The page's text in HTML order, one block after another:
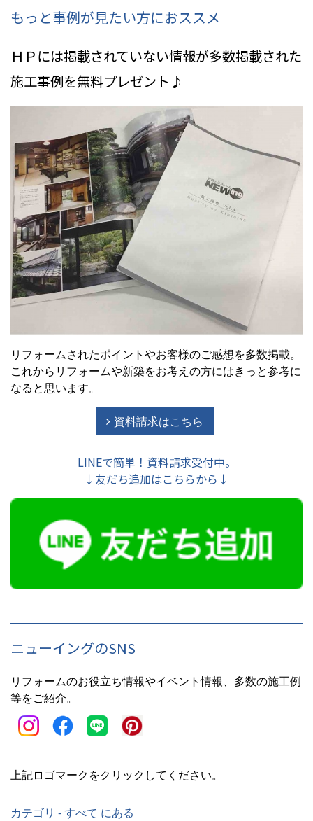
もっと事例が見たい方におススメ
ＨＰには掲載されていない情報が多数掲載された
施工事例を無料プレゼント♪
リフォームされたポイントやお客様のご感想を多数掲載。
これからリフォームや新築をお考えの方にはきっと参考に
なると思います。
資料請求はこちら
LINEで簡単！資料請求受付中。
↓友だち追加はこちらから↓
ニューイングのSNS
リフォームのお役立ち情報やイベント情報、多数の施工例
等をご紹介。
上記ロゴマークをクリックしてください。
カテゴリ - すべて にある